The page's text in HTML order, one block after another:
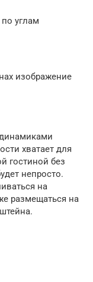
углам
изображение
хватает для
гостиной без
непросто.
на
размещаться на